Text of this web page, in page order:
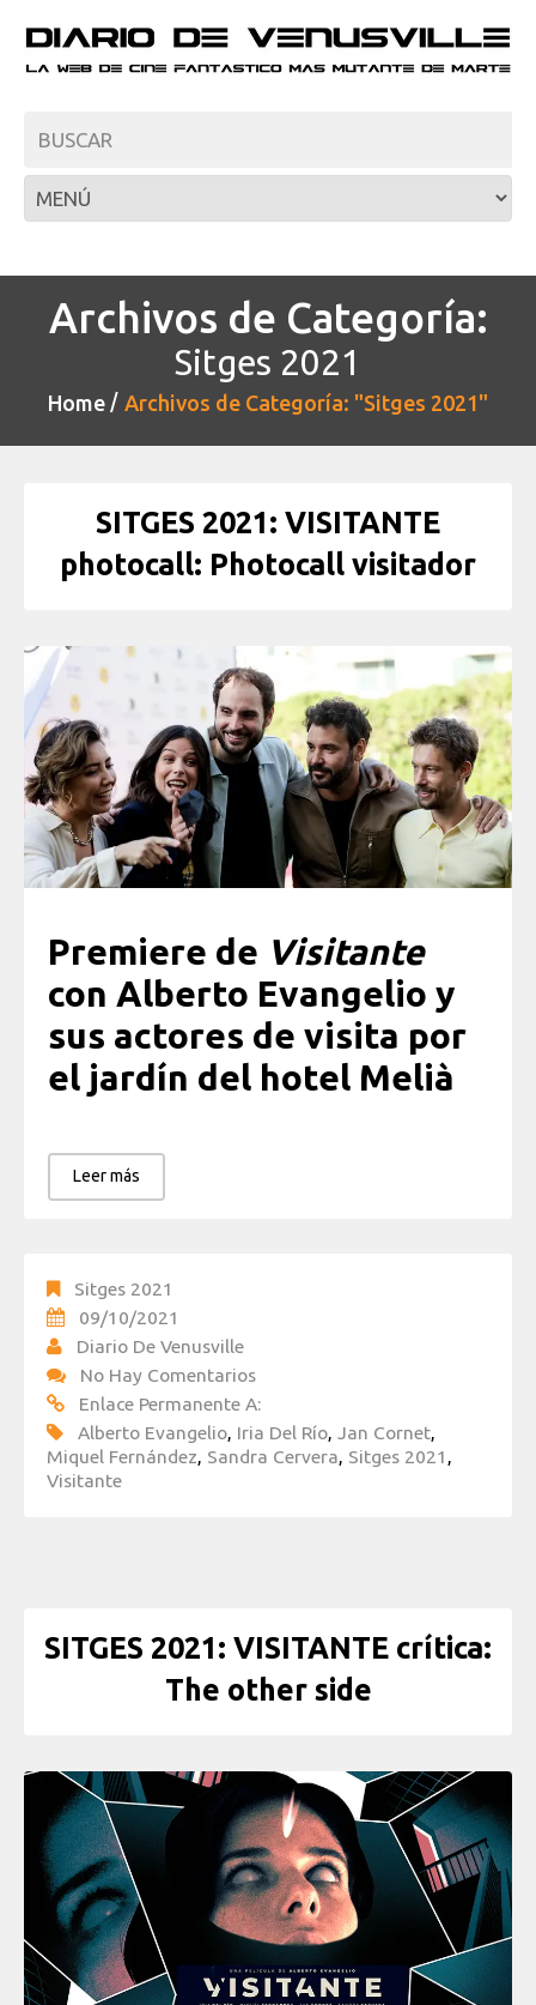
Archivos de Categoría:
Sitges 2021
Home Archivos de Categoría: "Sitges 2021"
SITGES 2021: VISITANTE
photocall: Photocall visitador
Premiere de Visitante
con Alberto Evangelio y
sus actores de visita por
el jardín del hotel Melià
Leer más
Sitges 2021
09/10/2021
Diario De Venusville
No Hay Comentarios
Enlace Permanente A:
Alberto Evangelio, Iria Del Río, Jan Cornet,
Miquel Fernández, Sandra Cervera, Sitges 2021 ,
Visitante
SITGES 2021: VISITANTE crítica:
The other side